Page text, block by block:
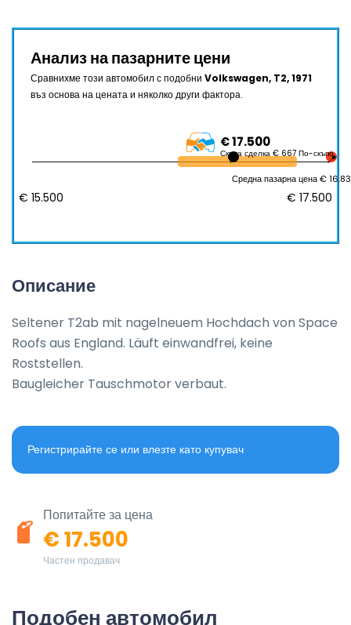
Анализ на пазарните цени
Сравнихме този автомобил с подобни Volkswagen, T2, 1971
въз основа на цената и няколко други фактора.
€ 17.500
Скъпа сделка € 667 По-скъпо
Средна пазарна цена €
€ 15.500 € 17.500
Описание
Seltener T2ab mit nagelneuem Hochdach von Space
Roofs aus England. Läuft einwandfrei, keine
Roststellen.
Baugleicher Tauschmotor verbaut.
Регистрирайте се или влезте като купувач
Попитайте за цена
€ 17.500
Частен продавач
Подобен автомобил